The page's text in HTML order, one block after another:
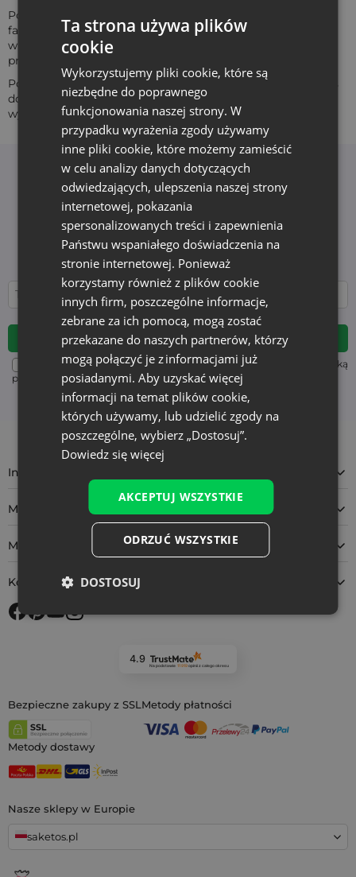
Po zaakceptowaniu wyceny i projektu, klient otrzymuje
fakturę proforma z danymi do dokonania płatności. Kiedy
wpłata zostanie zaksięgowana, rozpoczyna się proces
produkcji, który trwa od
Po wyprodukowaniu woreczków, zostają one wysłane - czas
dostawy zależy od wybranej metody wysyłki i zazwyczaj
wynosi 1-2 dni roboczych.
Newsletter
Zapisz się do newslettera i bądź na bieżąco z
najnowszymi wiadomościami i ofertami
Edukacja i nowości - bez zbędnego spamu. Bądź z
nami na stałe!
Aby poznać sposób przetwarzania danych, zapoznaj się z Polityką
prywatności. Możesz wypisać się w każdej chwili. (wymagane)
Nasze sklepy w Europie
saketos.pl
Informacja
Moje konto
Masz pytanie?
Kontakt
4.9
Na podstawie 11 919opiniiz całego okresu
Bezpieczne zakupy z SSL Metody płatności
Metody dostawy
Ta strona używa plików
cookie
Wykorzystujemy pliki cookie, które są
niezbędne do poprawnego
funkcjonowania naszej strony. W
przypadku wyrażenia zgody używamy
inne pliki cookie, które możemy zamieścić
w celu analizy danych dotyczących
odwiedzających, ulepszenia naszej strony
internetowej, pokazania
spersonalizowanych treści i zapewnienia
Państwu wspaniałego doświadczenia na
stronie internetowej. Ponieważ
korzystamy również z plików cookie
innych firm, poszczególne informacje,
zebrane za ich pomocą, mogą zostać
przekazane do naszych partnerów, którzy
mogą połączyć je z informacjami już
posiadanymi. Aby uzyskać więcej
informacji na temat plików cookie,
których używamy, lub udzielić zgody na
poszczególne, wybierz „Dostosuj”.
Dowiedz się więcej
AKCEPTUJ WSZYSTKIE
ODRZUĆ WSZYSTKIE
DOSTOSUJ